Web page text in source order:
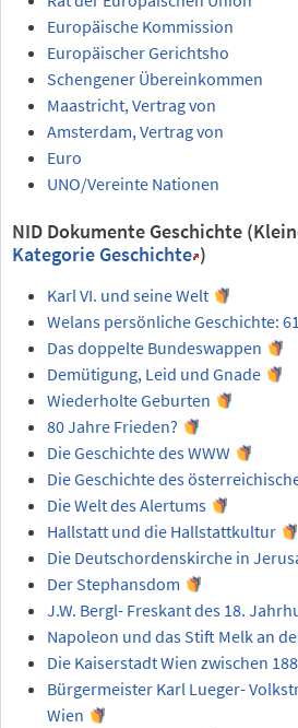
Europäische Kommission
Europäischer Gerichtsho
Schengener Übereinkommen
Maastricht, Vertrag von
Amsterdam, Vertrag von
Euro
UNO/Vereinte Nationen
NID Dokumente Geschichte
Kategorie Geschichte )
Karl VI. und seine Welt
Welans persönliche Geschichte:
Das doppelte Bundeswappen
Demütigung, Leid und Gnade
Wiederholte Geburten
80 Jahre Frieden?
Die Geschichte des WWW
Die Geschichte des
Die Welt des Alertums
Hallstatt und die Hallstattkultur
Die Deutschordenskirche in
Der Stephansdom
J.W. Bergl- Freskant des 18.
Napoleon und das Stift Melk an
Die Kaiserstadt Wien zwischen
Bürgermeister Karl Lueger-
Wien